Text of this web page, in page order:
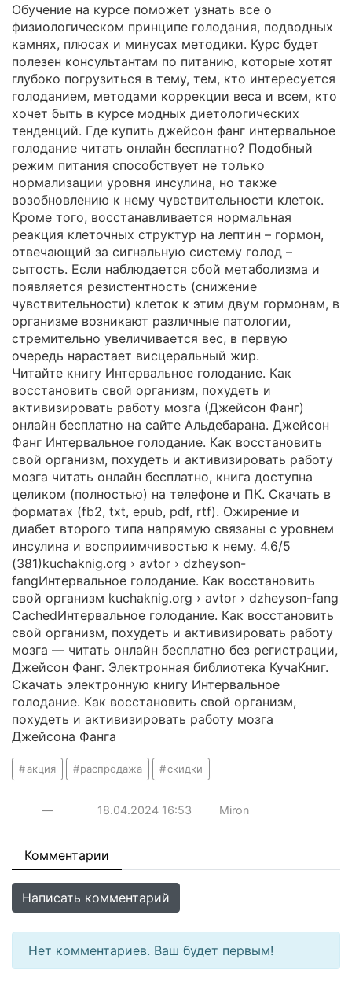
Обучение на курсе поможет узнать все о
физиологическом принципе голодания, подводных
камнях, плюсах и минусах методики. Курс будет
полезен консультантам по питанию, которые хотят
глубоко погрузиться в тему, тем, кто интересуется
голоданием, методами коррекции веса и всем, кто
хочет быть в курсе модных диетологических
тенденций. Где купить джейсон фанг интервальное
голодание читать онлайн бесплатно? Подобный
режим питания способствует не только
нормализации уровня инсулина, но также
возобновлению к нему чувствительности клеток.
Кроме того, восстанавливается нормальная
реакция клеточных структур на лептин – гормон,
отвечающий за сигнальную систему голод –
сытость. Если наблюдается сбой метаболизма и
появляется резистентность (снижение
чувствительности) клеток к этим двум гормонам, в
организме возникают различные патологии,
стремительно увеличивается вес, в первую
очередь нарастает висцеральный жир.
Читайте книгу Интервальное голодание. Как
восстановить свой организм, похудеть и
активизировать работу мозга (Джейсон Фанг)
онлайн бесплатно на сайте Альдебарана. Джейсон
Фанг Интервальное голодание. Как восстановить
свой организм, похудеть и активизировать работу
мозга читать онлайн бесплатно, книга доступна
целиком (полностью) на телефоне и ПК. Скачать в
форматах (fb2, txt, epub, pdf, rtf). Ожирение и
диабет второго типа напрямую связаны с уровнем
инсулина и восприимчивостью к нему. 4.6/5
(381)kuchaknig.org › avtor › dzheyson-
fangИнтервальное голодание. Как восстановить
свой организм kuchaknig.org › avtor › dzheyson-fang
CachedИнтервальное голодание. Как восстановить
свой организм, похудеть и активизировать работу
мозга — читать онлайн бесплатно без регистрации,
Джейсон Фанг. Электронная библиотека КучаКниг.
Скачать электронную книгу Интервальное
голодание. Как восстановить свой организм,
похудеть и активизировать работу мозга
Джейсона Фанга
акция распродажа скидки
— 18.04.2024 16:53 Miron
Комментарии
Написать комментарий
Нет комментариев. Ваш будет первым!